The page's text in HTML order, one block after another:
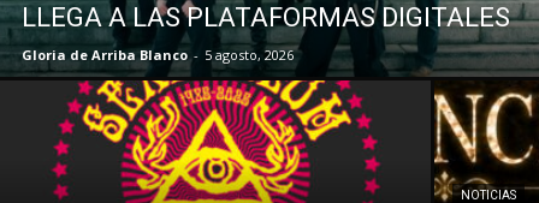
LLEGA A LAS PLATAFORMAS DIGITALES
Gloria de Arriba Blanco - 5 agosto, 2026
NOTICIAS